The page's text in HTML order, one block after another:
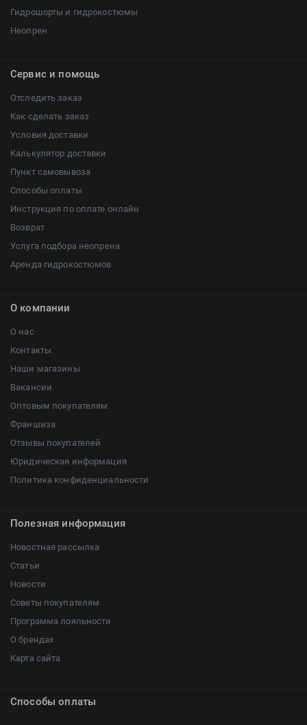
Гидрошорты и гидрокостюмы
Неопрен
Сервис и помощь
Отследить заказ
Как сделать заказ
Условия доставки
Калькулятор доставки
Пункт самовывоза
Способы оплаты
Инструкция по оплате онлайн
Возврат
Услуга подбора неопрена
Аренда гидрокостюмов
О компании
О нас
Контакты
Наши магазины
Вакансии
Оптовым покупателям
Франшиза
Отзывы покупателей
Юридическая информация
Политика конфиденциальности
Полезная информация
Новостная рассылка
Статьи
Новости
Советы покупателям
Программа лояльности
О брендах
Карта сайта
Способы оплаты